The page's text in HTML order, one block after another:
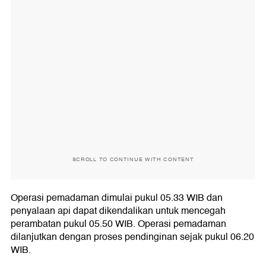
SCROLL TO CONTINUE WITH CONTENT
Operasi pemadaman dimulai pukul 05.33 WIB dan
penyalaan api dapat dikendalikan untuk mencegah
perambatan pukul 05.50 WIB. Operasi pemadaman
dilanjutkan dengan proses pendinginan sejak pukul 06.20
WIB.